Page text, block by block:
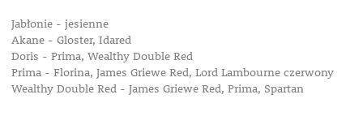
Jabłonie - jesienne
Akane - Gloster, Idared
Doris - Prima, Wealthy Double Red
Prima - Florina, James Griewe Red, Lord Lambourne czerwony
Wealthy Double Red - James Griewe Red, Prima, Spartan